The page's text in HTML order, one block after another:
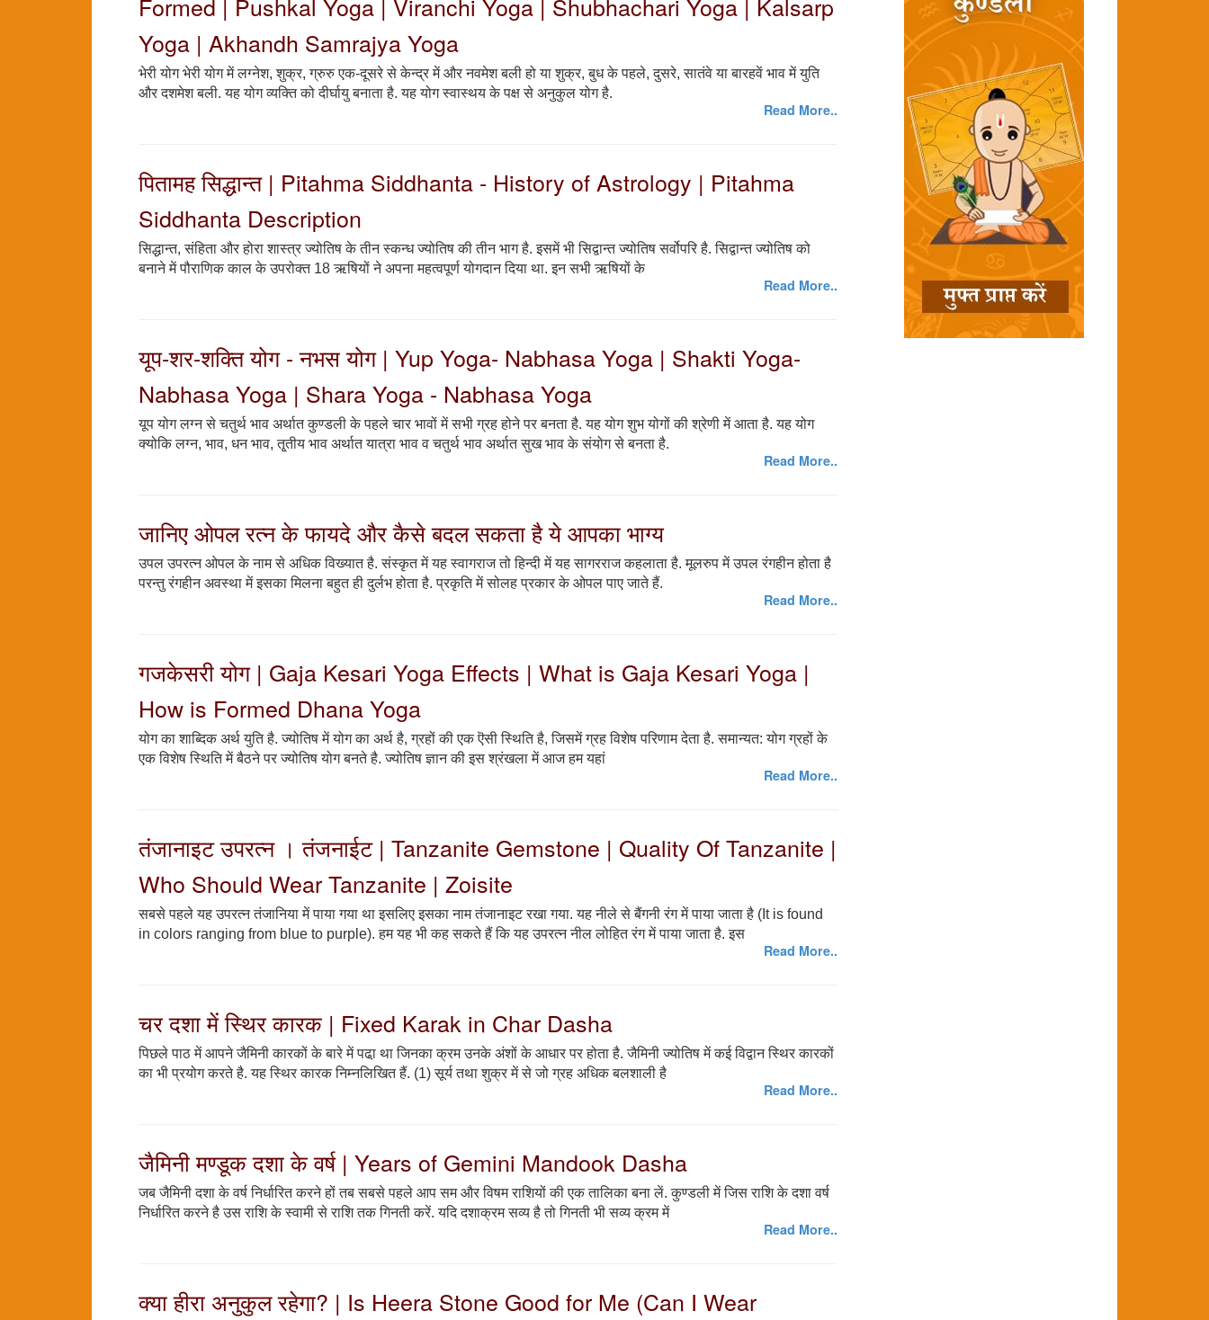
Yoga | Akhandh Samrajya Yoga
भेरी योग भेरी योग में लग्नेश, शुक्र, ग्रुरु एक-दूसरे से केन्द्र में और नवमेश बली हो या शुक्र, बुध के पहले, दुसरे, सातंवे या बारहवें भाव में युति
और दशमेश बली. यह योग व्यक्ति को दीर्घायु बनाता है. यह योग स्वास्थय के पक्ष से अनुकुल योग है.
Read More..
पितामह सिद्धान्त | Pitahma Siddhanta - History of Astrology | Pitahma
Siddhanta Description
सिद्धान्त, संहिता और होरा शास्त्र ज्योतिष के तीन स्कन्ध ज्योतिष की तीन भाग है. इसमें भी सिद्वान्त ज्योतिष सर्वोपरि है. सिद्वान्त ज्योतिष को
बनाने में पौराणिक काल के उपरोक्त 18 ऋषियों ने अपना महत्वपूर्ण योगदान दिया था. इन सभी ऋषियों के
Read More..
यूप-शर-शक्ति योग - नभस योग | Yup Yoga- Nabhasa Yoga | Shakti Yoga-
Nabhasa Yoga | Shara Yoga - Nabhasa Yoga
यूप योग लग्न से चतुर्थ भाव अर्थात कुण्डली के पहले चार भावों में सभी ग्रह होने पर बनता है. यह योग शुभ योगों की श्रेणी में आता है. यह योग
क्योकि लग्न, भाव, धन भाव, तृ्तीय भाव अर्थात यात्रा भाव व चतुर्थ भाव अर्थात सुख भाव के संयोग से बनता है.
Read More..
जानिए ओपल रत्न के फायदे और कैसे बदल सकता है ये आपका भाग्य
उपल उपरत्न ओपल के नाम से अधिक विख्यात है. संस्कृत में यह स्वागराज तो हिन्दी में यह सागरराज कहलाता है. मूलरुप में उपल रंगहीन होता है
परन्तु रंगहीन अवस्था में इसका मिलना बहुत ही दुर्लभ होता है. प्रकृति में सोलह प्रकार के ओपल पाए जाते हैं.
Read More..
गजकेसरी योग | Gaja Kesari Yoga Effects | What is Gaja Kesari Yoga |
How is Formed Dhana Yoga
योग का शाब्दिक अर्थ युति है. ज्योतिष में योग का अर्थ है, ग्रहों की एक ऎसी स्थिति है, जिसमें ग्रह विशेष परिणाम देता है. समान्यत: योग ग्रहों के
एक विशेष स्थिति में बैठने पर ज्योतिष योग बनते है. ज्योतिष ज्ञान की इस श्रंखला में आज हम यहां
Read More..
तंजानाइट उपरत्न । तंजनाईट | Tanzanite Gemstone | Quality Of Tanzanite |
Who Should Wear Tanzanite | Zoisite
सबसे पहले यह उपरत्न तंजानिया में पाया गया था इसलिए इसका नाम तंजानाइट रखा गया. यह नीले से बैंगनी रंग में पाया जाता है (It is found
in colors ranging from blue to purple). हम यह भी कह सकते हैं कि यह उपरत्न नील लोहित रंग में पाया जाता है. इस
Read More..
चर दशा में स्थिर कारक | Fixed Karak in Char Dasha
पिछले पाठ में आपने जैमिनी कारकों के बारे में पढा़ था जिनका क्रम उनके अंशों के आधार पर होता है. जैमिनी ज्योतिष में कई विद्वान स्थिर कारकों
का भी प्रयोग करते है. यह स्थिर कारक निम्नलिखित हैं. (1) सूर्य तथा शुक्र में से जो ग्रह अधिक बलशाली है
Read More..
जैमिनी मण्डूक दशा के वर्ष | Years of Gemini Mandook Dasha
जब जैमिनी दशा के वर्ष निर्धारित करने हों तब सबसे पहले आप सम और विषम राशियों की एक तालिका बना लें. कुण्डली में जिस राशि के दशा वर्ष
निर्धारित करने है उस राशि के स्वामी से राशि तक गिनती करें. यदि दशाक्रम सव्य है तो गिनती भी सव्य क्रम में
Read More..
क्या हीरा अनुकुल रहेगा? | Is Heera Stone Good for Me (Can I Wear